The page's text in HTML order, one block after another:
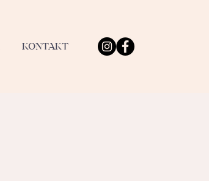
KONTAKT